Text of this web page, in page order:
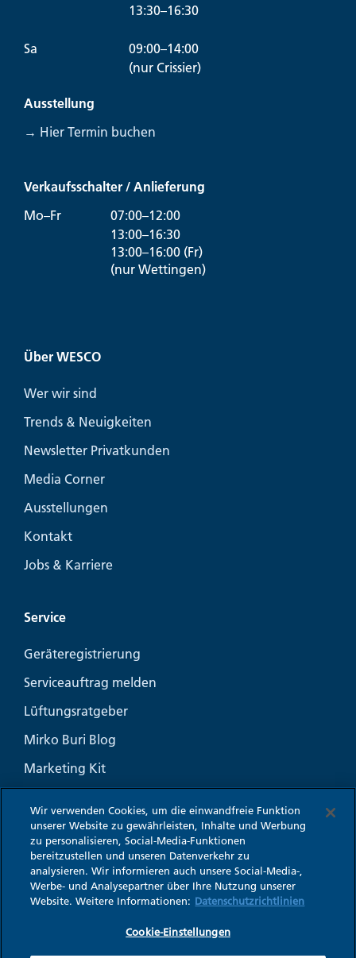
13:30–16:30
Sa
09:00–14:00
(nur Crissier)
Ausstellung
→ Hier Termin buchen
Verkaufsschalter / Anlieferung
Mo–Fr
07:00–12:00
13:00–16:30
13:00–16:00 (Fr)
(nur Wettingen)
Über WESCO
Wer wir sind
Trends & Neuigkeiten
Newsletter Privatkunden
Media Corner
Ausstellungen
Kontakt
Jobs & Karriere
Service
Geräteregistrierung
Serviceauftrag melden
Lüftungsratgeber
Mirko Buri Blog
Marketing Kit
Impressum
Datenschutz
Wir verwenden Cookies, um die einwandfreie Funktion
unserer Website zu gewährleisten, Inhalte und Werbung
zu personalisieren, Social-Media-Funktionen
bereitzustellen und unseren Datenverkehr zu
analysieren. Wir informieren auch unsere Social-Media-,
Werbe- und Analysepartner über Ihre Nutzung unserer
Website. Weitere Informationen: Datenschutzrichtlinien
Cookie-Einstellungen